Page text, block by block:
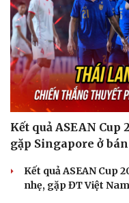
Kết quả ASEAN
gặp Singapore ở
Kết quả ASEAN Cup
nhẹ, gặp ĐT Việt